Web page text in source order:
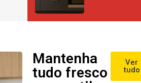
Mantenha
tudo fresco
Ver
tudo